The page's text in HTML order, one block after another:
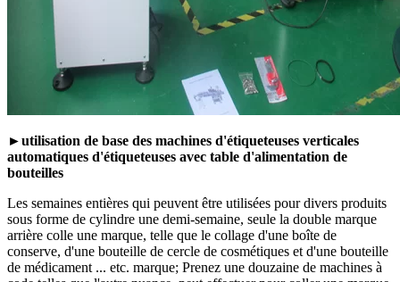
►utilisation de base des machines d'étiqueteuses verticales
automatiques d'étiqueteuses avec table d'alimentation de
bouteilles
Les semaines entières qui peuvent être utilisées pour divers produits
sous forme de cylindre une demi-semaine, seule la double marque
arrière colle une marque, telle que le collage d'une boîte de
conserve, d'une bouteille de cercle de cosmétiques et d'une bouteille
de médicament ... etc. marque; Prenez une douzaine de machines à